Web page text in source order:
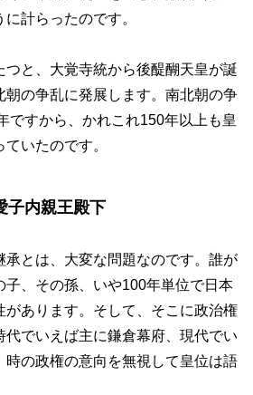
計らったのです。
と、大覚寺統から後醍醐天皇が誕
朝の争乱に発展します。南北朝の争
ですから、かれこれ150年以上も皇
いたのです。
内親王殿下
とは、大変な問題なのです。誰が
子、その孫、いや100年単位で日本
があります。そして、そこに政治権
代でいえば主に鎌倉幕府、現代でい
時の政権の意向を無視して皇位は語